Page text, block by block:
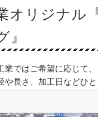
オリジナル
』
業ではご希望に応じて
や長さ、加工日などひ